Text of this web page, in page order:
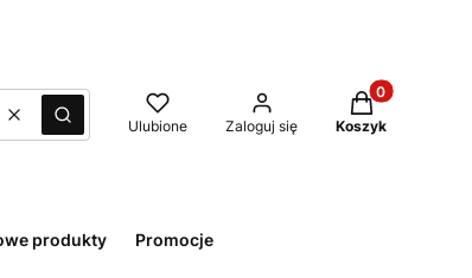
WyczyśćSzukaj Ulubione Zaloguj się
Produkty w
Koszyk
produkty Promocje